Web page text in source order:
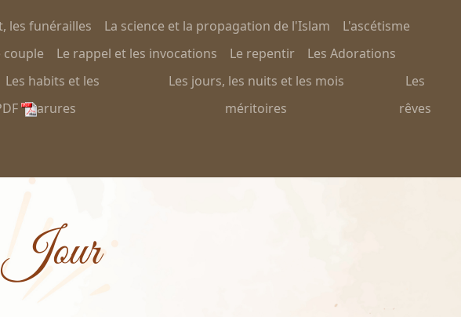
les funérailles La science et la propagation de l'Islam
L'ascétisme
couple Le rappel et les invocations Le repentir
Les Adorations
Les habits et les
parures
Les jours, les nuits et les mois
méritoires
Les
rêves